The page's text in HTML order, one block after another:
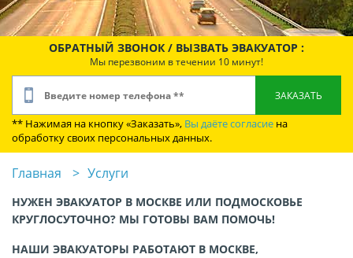
ОБРАТНЫЙ ЗВОНОК / ВЫЗВАТЬ ЭВАКУАТОР :
Мы перезвоним в течении 10 минут!
** Нажимая на кнопку «Заказать», Вы даёте согласие на
обработку своих персональных данных.
Главная Услуги
НУЖЕН ЭВАКУАТОР В МОСКВЕ ИЛИ ПОДМОСКОВЬЕ
КРУГЛОСУТОЧНО? МЫ ГОТОВЫ ВАМ ПОМОЧЬ!
НАШИ ЭВАКУАТОРЫ РАБОТАЮТ В МОСКВЕ,